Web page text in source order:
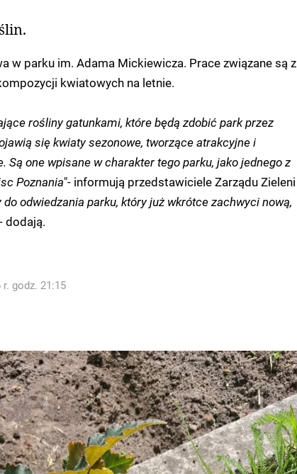
w parku im. Adama Mickiewicza. Prace związane są z
kwiatowych na letnie.
rośliny gatunkami, które będą zdobić park przez
się kwiaty sezonowe, tworzące atrakcyjne i
Są one wpisane w charakter tego parku, jako jednego z
Poznania"- informują przedstawiciele Zarządu Zieleni
odwiedzania parku, który już wkrótce zachwyci nową,
dodają.
godz. 21:15